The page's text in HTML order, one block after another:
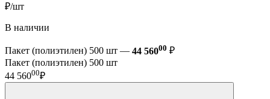
₽/шт
В наличии
Пакет (полиэтилен) 500 шт — 44 56000 ₽
Пакет (полиэтилен) 500 шт
44 56000₽